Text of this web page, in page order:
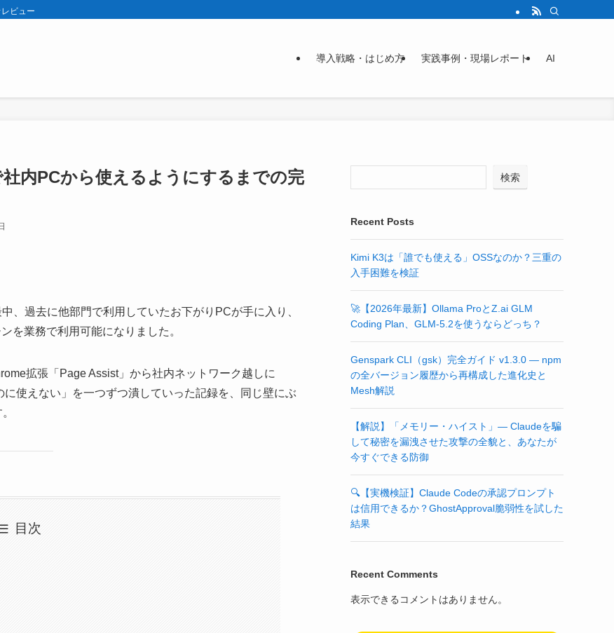
ビュー
導入戦略・はじめ方 実践事例・現場レポート AI
内PCから使えるようにするまでの完
、過去に他部門で利用していたお下がりPCが手に入り、
を業務で利用可能になりました。
拡張「Page Assist」から社内ネットワーク越しに
使えない」を一つずつ潰していった記録を、同じ壁にぶ
目次
検索
Recent Posts
Kimi K3は「誰でも使える」OSSなのか？三重の
入手困難を検証
🚀【2026年最新】Ollama ProとZ.ai GLM
Coding Plan、GLM-5.2を使うならどっち？
Genspark CLI（gsk）完全ガイド v1.3.0 — npm
の全バージョン履歴から再構成した進化史と
Mesh解説
【解説】「メモリー・ハイスト」— Claudeを騙
して秘密を漏洩させた攻撃の全貌と、あなたが
今すぐできる防御
🔍【実機検証】Claude Codeの承認プロンプト
は信用できるか？GhostApproval脆弱性を試した
結果
Recent Comments
表示できるコメントはありません。